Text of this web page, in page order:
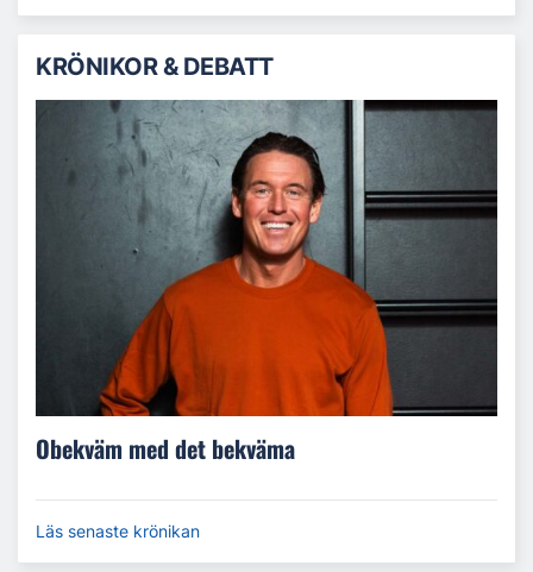
KRÖNIKOR & DEBATT
Obekväm med det bekväma
Läs senaste krönikan